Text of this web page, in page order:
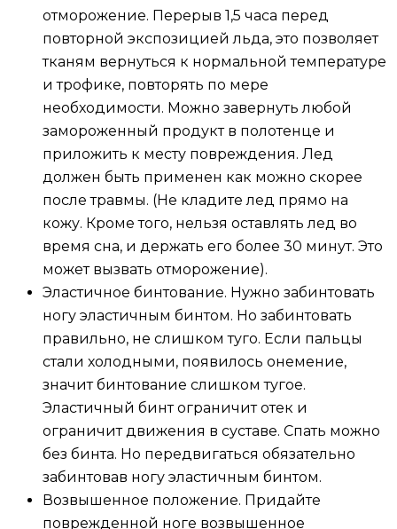
отморожение. Перерыв 1,5 часа перед
повторной экспозицией льда, это позволяет
тканям вернуться к нормальной температуре
и трофике, повторять по мере
необходимости. Можно завернуть любой
замороженный продукт в полотенце и
приложить к месту повреждения. Лед
должен быть применен как можно скорее
после травмы. (Не кладите лед прямо на
кожу. Кроме того, нельзя оставлять лед во
время сна, и держать его более 30 минут. Это
может вызвать отморожение).
Эластичное бинтование. Нужно забинтовать
ногу эластичным бинтом. Но забинтовать
правильно, не слишком туго. Если пальцы
стали холодными, появилось онемение,
значит бинтование слишком тугое.
Эластичный бинт ограничит отек и
ограничит движения в суставе. Спать можно
без бинта. Но передвигаться обязательно
забинтовав ногу эластичным бинтом.
Возвышенное положение. Придайте
поврежденной ноге возвышенное